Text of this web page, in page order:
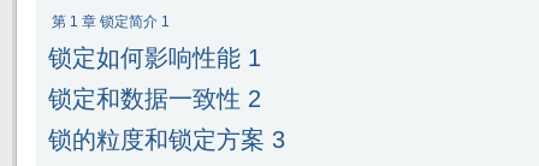
第 1 章 锁定简介 1
锁定如何影响性能 1
锁定和数据一致性 2
锁的粒度和锁定方案 3